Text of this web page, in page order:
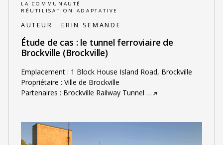
LA COMMUNAUTÉ
RÉUTILISATION ADAPTATIVE
AUTEUR : ERIN SEMANDE
Étude de cas : le tunnel ferroviaire de
Brockville (Brockville)
Emplacement : 1 Block House Island Road, Brockville
Propriétaire : Ville de Brockville
Partenaires : Brockville Railway Tunnel …